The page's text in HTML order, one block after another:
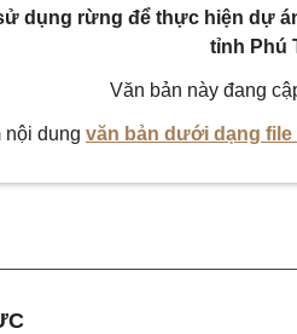
dụng rừng để thực hiện dự
tỉnh Phú
Văn bản này đang
nội dung văn bản dưới dạng file